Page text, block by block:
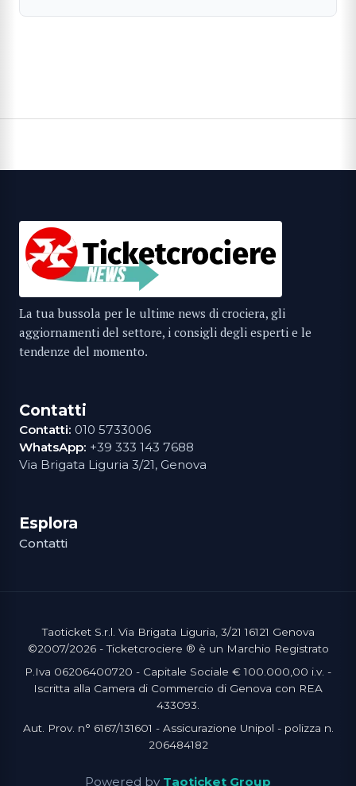
La tua bussola per le ultime news di crociera, gli
aggiornamenti del settore, i consigli degli esperti e le
tendenze del momento.
Contatti
Contatti: 010 5733006
WhatsApp: +39 333 143 7688
Via Brigata Liguria 3/21, Genova
Esplora
Contatti
Taoticket S.r.l. Via Brigata Liguria, 3/21 16121 Genova
©2007/2026 - Ticketcrociere ® è un Marchio Registrato
P.Iva 06206400720 - Capitale Sociale € 100.000,00 i.v. -
Iscritta alla Camera di Commercio di Genova con REA
433093.
Aut. Prov. n° 6167/131601 - Assicurazione Unipol - polizza n.
206484182
Powered by Taoticket Group